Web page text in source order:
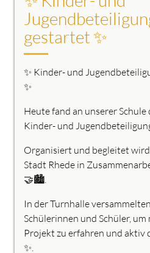
gestartet ✨
✨ Kinder- und
✨
Heute fand an unserer
Kinder- und
Organisiert und begleitet
Stadt Rhede in
🤝🏙️.
In der Turnhalle
Schülerinnen und Schüler,
Projekt zu erfahren und aktiv
✨.